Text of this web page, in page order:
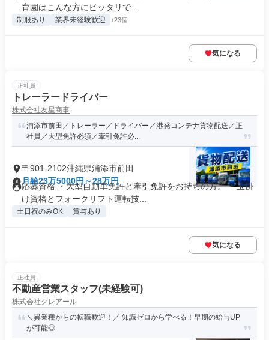
育園はこんな方にピッタリで...
制服あり 業界未経験歓迎 +23個
気になる
正社員
トレーラードライバー
株式会社友星商事
浦添市前田／トレーラー／ドライバー／港発コンテナ貨物配送／正
社員／大型免許必須／牽引免許必...
〒901-2102沖縄県浦添市前田
月給23万5000円～28万円
応募資格 ・大型自動車免許と牽引免許をお持ちの方。 ・玉掛
け資格とフォークリフト運転技...
土日祝のみOK 賞与あり
気になる
正社員
不動産営業スタッフ(未経験可)
株式会社クレアール
＼異業種からの転職歓迎！／ 知識ゼロから学べる！早期の給与UP
が可能◎